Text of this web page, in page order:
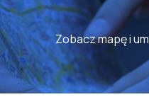
Zobacz mapę i